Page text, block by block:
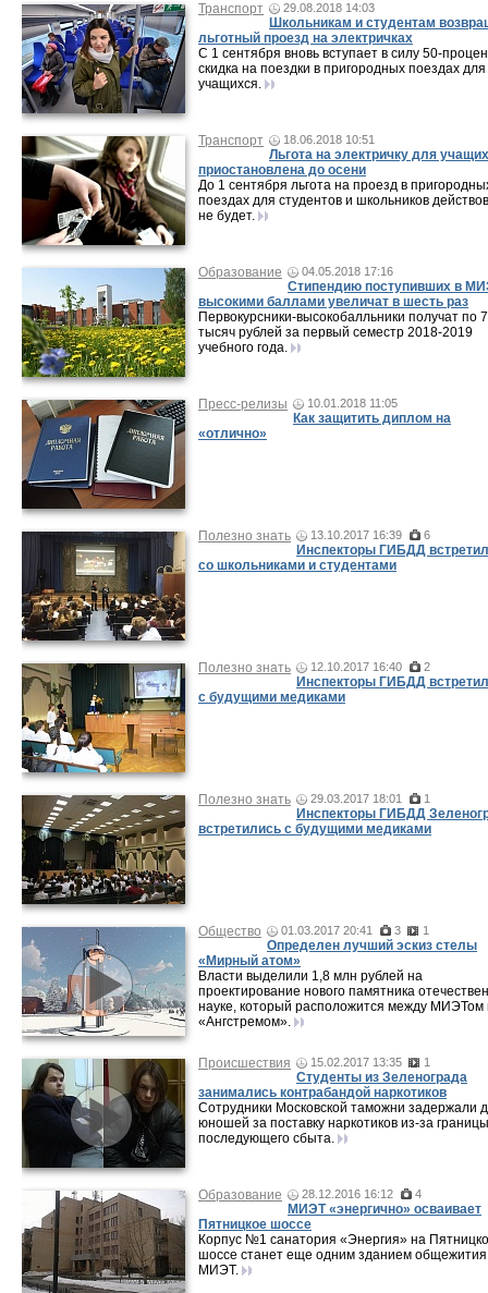
Транспорт 29.08.2018 14:03
Школьникам и студентам
льготный проезд на электричках
С 1 сентября вновь вступает в силу 50-
скидка на поездки в пригородных поездах для
учащихся.
Транспорт 18.06.2018 10:51
Льгота на электричку для
приостановлена до осени
До 1 сентября льгота на проезд в
поездах для студентов и школьников
не будет.
Образование 04.05.2018 17:16
Стипендию поступивших в
высокими баллами увеличат в шесть раз
Первокурсники-высокобалльники получат по
тысяч рублей за первый семестр 2018-2019
учебного года.
Пресс-релизы 10.01.2018 11:05
Как защитить диплом на
«отлично»
Полезно знать 13.10.2017 16:39 6
Инспекторы ГИБДД
со школьниками и студентами
Полезно знать 12.10.2017 16:40 2
Инспекторы ГИБДД
с будущими медиками
Полезно знать 29.03.2017 18:01 1
Инспекторы ГИБДД
встретились с будущими медиками
Общество 01.03.2017 20:41 3 1
Определен лучший эскиз стелы
«Мирный атом»
Власти выделили 1,8 млн рублей на
проектирование нового памятника
науке, который расположится между МИЭТом
«Ангстремом».
Происшествия 15.02.2017 13:35 1
Студенты из Зеленограда
занимались контрабандой наркотиков
Сотрудники Московской таможни задержали
юношей за поставку наркотиков из-за
последующего сбыта.
Образование 28.12.2016 16:12 4
МИЭТ «энергично» осваивает
Пятницкое шоссе
Корпус №1 санатория «Энергия» на
шоссе станет еще одним зданием общежития
МИЭТ.